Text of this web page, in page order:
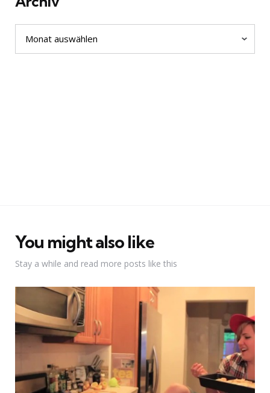
You might also like
Stay a while and read more posts like this